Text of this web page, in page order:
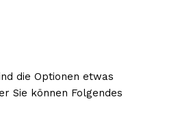
die Optionen etwas
Sie können Folgendes